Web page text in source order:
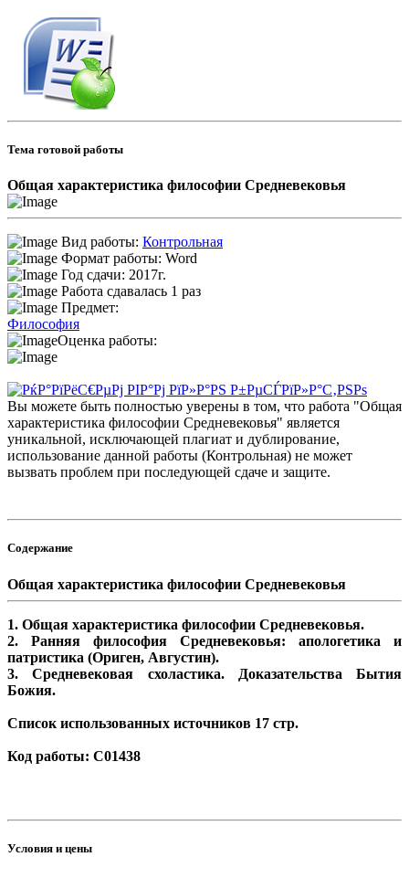
Тема готовой работы
Общая характеристика философии Средневековья
Вид работы: Контрольная
Формат работы: Word
Год сдачи: 2017г.
Работа сдавалась 1 раз
Предмет:
Философия
Оценка работы:
Вы можете быть полностью уверены в том, что работа "Общая
характеристика философии Средневековья" является
уникальной, исключающей плагиат и дублирование,
использование данной работы (Контрольная) не может
вызвать проблем при последующей сдаче и защите.
Содержание
Общая характеристика философии Средневековья
1. Общая характеристика философии Средневековья.
2. Ранняя философия Средневековья: апологетика и
патристика (Ориген, Августин).
3. Средневековая схоластика. Доказательства Бытия
Божия.
Список использованных источников 17 стр.
Код работы: С01438
Условия и цены